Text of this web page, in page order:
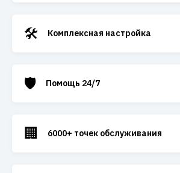
🛠️ Комплексная настройка
🛡️ Помощь 24/7
🏢 6000+ точек обслуживания